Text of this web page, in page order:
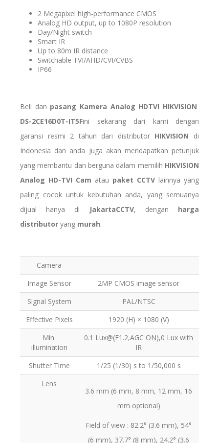
2 Megapixel high-performance CMOS
Analog HD output, up to 1080P resolution
Day/Night switch
Smart IR
Up to 80m IR distance
Switchable TVI/AHD/CVI/CVBS
IP66
Beli dan pasang Kamera Analog HDTVI HIKVISION
DS-2CE16D0T-IT5Fini sekarang dari kami dengan
garansi resmi 2 tahun dari distributor HIKVISION di
Indonesia dan anda juga akan mendapatkan petunjuk
yang membantu dan berguna dalam memilih HIKVISION
Analog HD-TVI Cam atau paket CCTV lainnya yang
paling cocok untuk kebutuhan anda, yang semuanya
dijual hanya di
JakartaCCTV, dengan harga
distributor yang murah.
Camera
Image Sensor
2MP CMOS image sensor
Signal System
PAL/NTSC
Effective Pixels
1920 (H) × 1080 (V)
Min.
illumination
0.1 Lux@(F1.2,AGC ON),0 Lux with
IR
Shutter Time
1/25 (1/30) s to 1/50,000 s
Lens
3.6 mm (6 mm, 8 mm, 12 mm, 16
mm optional)
Field of view : 82.2° (3.6 mm), 54°
(6 mm), 37.7° (8 mm), 24.2° (3.6